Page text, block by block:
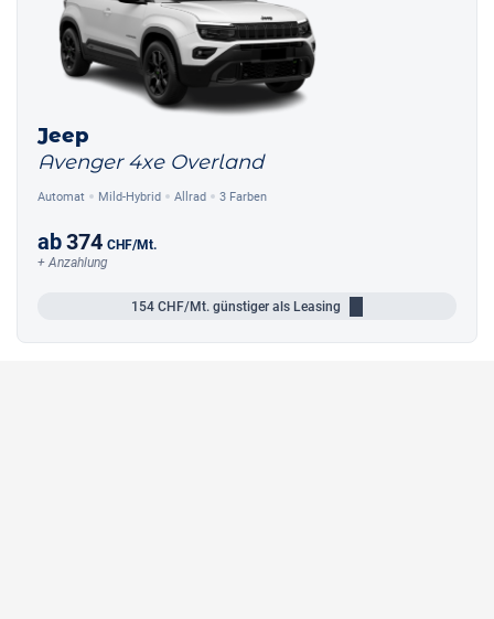
Jeep
Avenger 4xe Overland
Automat Mild-Hybrid Allrad 3 Farben
ab374 CHF/Mt.
+ Anzahlung
154 CHF/Mt. günstiger als Leasing